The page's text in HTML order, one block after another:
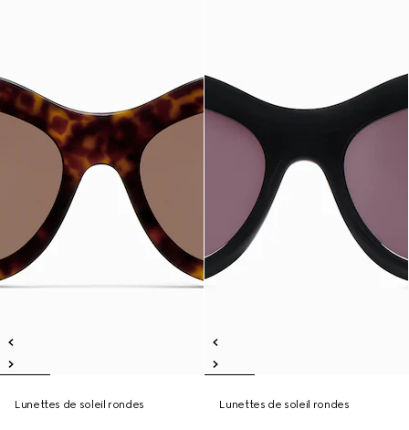
Lunettes de soleil rondes Lunettes de soleil rondes